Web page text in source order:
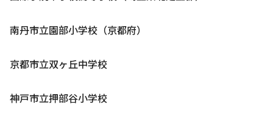
南丹市立園部小学校（京都府）
京都市立双ヶ丘中学校
神戸市立押部谷小学校